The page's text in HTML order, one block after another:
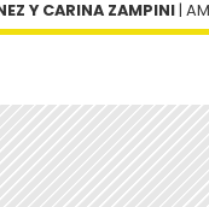
Y CARINA ZAMPINI |